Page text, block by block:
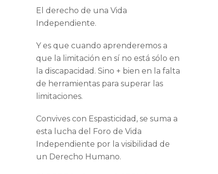
El derecho de una Vida
Independiente.
Y es que cuando aprenderemos a
que la limitación en sí no está sólo en
la discapacidad. Sino + bien en la falta
de herramientas para superar las
limitaciones.
Convives con Espasticidad, se suma a
esta lucha del Foro de Vida
Independiente por la visibilidad de
un Derecho Humano.